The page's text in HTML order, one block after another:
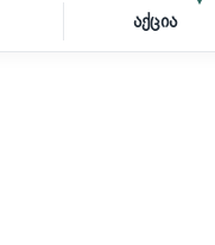
აქცია